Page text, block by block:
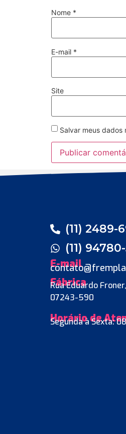
Nome *
E-mail *
Site
Salvar meus
(11) 2489-
(11)
E-mail
Fábrica
Rua Eduardo
07243-590
Horário de
Segunda à Sexta: